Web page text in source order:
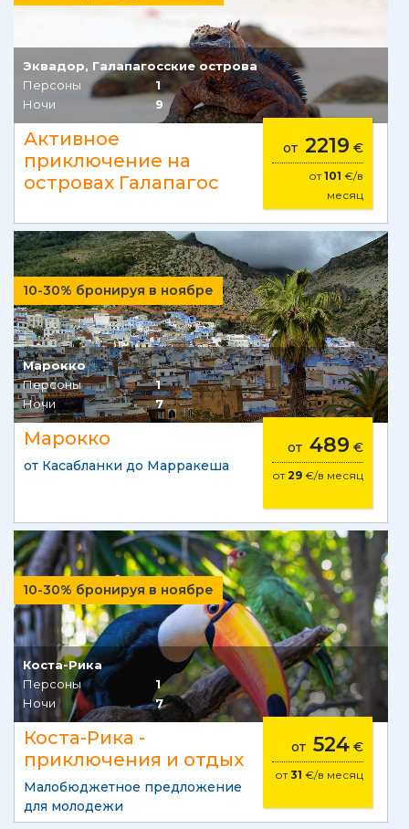
Эквадор, Галапагосские острова
Персоны
1
Ночи
9
Активное
приключение на
островах Галапагос
от 2219 €
от101 €/в
месяц
10-30% бронируя в ноябре
Марокко
Персоны
1
Ночи
7
Марокко
от Касабланки до Марракеша
от 489 €
от29€/в месяц
10-30% бронируя в ноябре
Коста-Рика
Персоны
1
Ночи
7
Коста-Рика -
приключения и отдых
Малобюджетное предложение
для молодежи
от 524€
от31 €/в месяц